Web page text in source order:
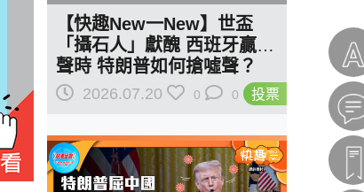
投票
【快趣New一New】世盃
「攝石人」獻醜 西班牙贏掌
聲時 特朗普如何搶噓聲？
2026.07.20 0 0